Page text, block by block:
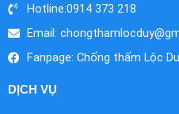
Hotline:0914 373 218
Email:
Fanpage: Chống thấm Lộc
DỊCH VỤ